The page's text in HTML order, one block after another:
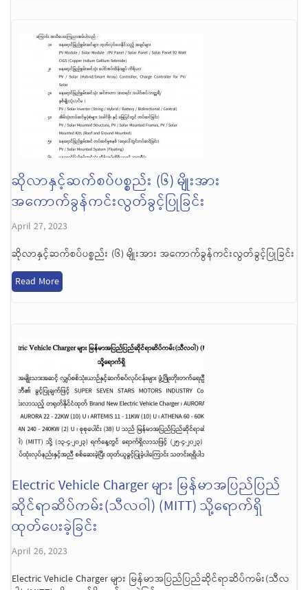
ဆိုလာနှင့်ဆက်စပ်ပစ္စည်း (၆) မျိုးအား
အကောက်ခွန်ကင်းလွတ်ခွင့်ပြုခြင်း
April 27, 2023
ဆိုလာနှင့်ဆက်စပ်ပစ္စည်း (၆) မျိုးအား အကောက်ခွန်ကင်းလွတ်ခွင့်ပြုခြင်း
Read More
Electric Vehicle Charger များ မြန်မာအပြည်ပြည်
ဆိုင်ရာဆိပ်ကမ်း(သီလဝါ) (MITT) သို့ရောက်ရှိ
ထုတ်ပေးခဲ့ခြင်း
April 26, 2023
Electric Vehicle Charger များ မြန်မာအပြည်ပြည်ဆိုင်ရာဆိပ်ကမ်း(သီလ